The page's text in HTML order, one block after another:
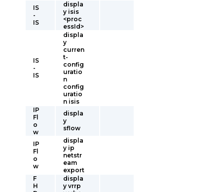
IS
-
IS
displa
y isis
<proc
essId>
IS
-
IS
displa
y
curren
t-
config
uratio
n
config
uratio
n isis
IP
Fl
o
w
displa
y
sflow
IP
Fl
o
w
displa
y ip
netstr
eam
export
F
H
displa
y vrrp